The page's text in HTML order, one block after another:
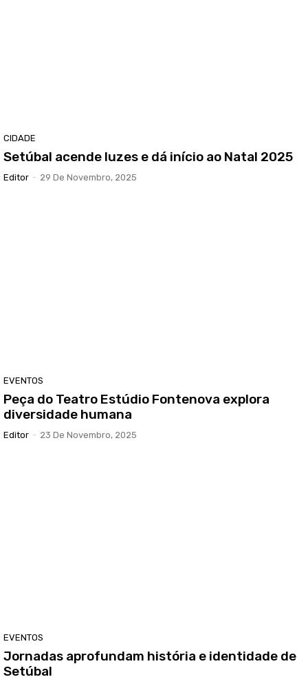
CIDADE
Setúbal acende luzes e dá início ao Natal 2025
Editor - 29 De Novembro, 2025
EVENTOS
Peça do Teatro Estúdio Fontenova explora
diversidade humana
Editor - 23 De Novembro, 2025
EVENTOS
Jornadas aprofundam história e identidade de
Setúbal